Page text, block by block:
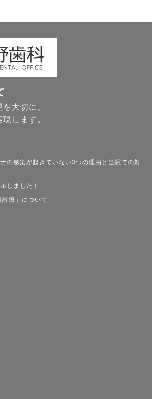
大切に、
します。
の感染が起きていない3つの理由と当院での対
しました！
診療」について